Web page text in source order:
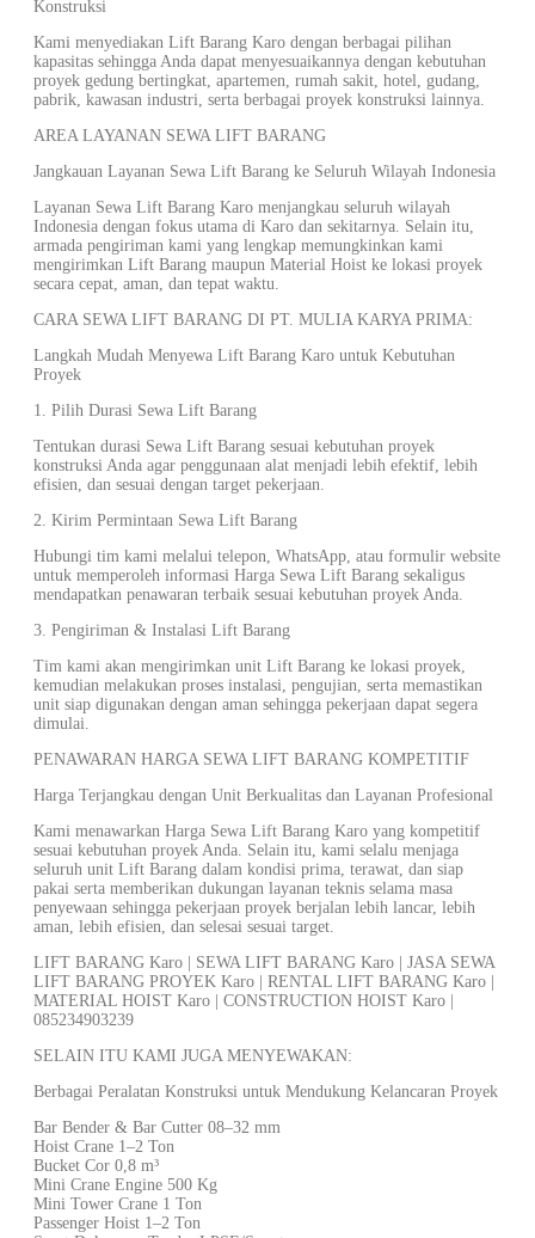
Konstruksi
Kami menyediakan Lift Barang Karo dengan berbagai pilihan
kapasitas sehingga Anda dapat menyesuaikannya dengan kebutuhan
proyek gedung bertingkat, apartemen, rumah sakit, hotel, gudang,
pabrik, kawasan industri, serta berbagai proyek konstruksi lainnya.
AREA LAYANAN SEWA LIFT BARANG
Jangkauan Layanan Sewa Lift Barang ke Seluruh Wilayah Indonesia
Layanan Sewa Lift Barang Karo menjangkau seluruh wilayah
Indonesia dengan fokus utama di Karo dan sekitarnya. Selain itu,
armada pengiriman kami yang lengkap memungkinkan kami
mengirimkan Lift Barang maupun Material Hoist ke lokasi proyek
secara cepat, aman, dan tepat waktu.
CARA SEWA LIFT BARANG DI PT. MULIA KARYA PRIMA:
Langkah Mudah Menyewa Lift Barang Karo untuk Kebutuhan
Proyek
1. Pilih Durasi Sewa Lift Barang
Tentukan durasi Sewa Lift Barang sesuai kebutuhan proyek
konstruksi Anda agar penggunaan alat menjadi lebih efektif, lebih
efisien, dan sesuai dengan target pekerjaan.
2. Kirim Permintaan Sewa Lift Barang
Hubungi tim kami melalui telepon, WhatsApp, atau formulir website
untuk memperoleh informasi Harga Sewa Lift Barang sekaligus
mendapatkan penawaran terbaik sesuai kebutuhan proyek Anda.
3. Pengiriman & Instalasi Lift Barang
Tim kami akan mengirimkan unit Lift Barang ke lokasi proyek,
kemudian melakukan proses instalasi, pengujian, serta memastikan
unit siap digunakan dengan aman sehingga pekerjaan dapat segera
dimulai.
PENAWARAN HARGA SEWA LIFT BARANG KOMPETITIF
Harga Terjangkau dengan Unit Berkualitas dan Layanan Profesional
Kami menawarkan Harga Sewa Lift Barang Karo yang kompetitif
sesuai kebutuhan proyek Anda. Selain itu, kami selalu menjaga
seluruh unit Lift Barang dalam kondisi prima, terawat, dan siap
pakai serta memberikan dukungan layanan teknis selama masa
penyewaan sehingga pekerjaan proyek berjalan lebih lancar, lebih
aman, lebih efisien, dan selesai sesuai target.
LIFT BARANG Karo | SEWA LIFT BARANG Karo | JASA SEWA
LIFT BARANG PROYEK Karo | RENTAL LIFT BARANG Karo |
MATERIAL HOIST Karo | CONSTRUCTION HOIST Karo |
085234903239
SELAIN ITU KAMI JUGA MENYEWAKAN:
Berbagai Peralatan Konstruksi untuk Mendukung Kelancaran Proyek
Bar Bender & Bar Cutter 08–32 mm
Hoist Crane 1–2 Ton
Bucket Cor 0,8 m³
Mini Crane Engine 500 Kg
Mini Tower Crane 1 Ton
Passenger Hoist 1–2 Ton